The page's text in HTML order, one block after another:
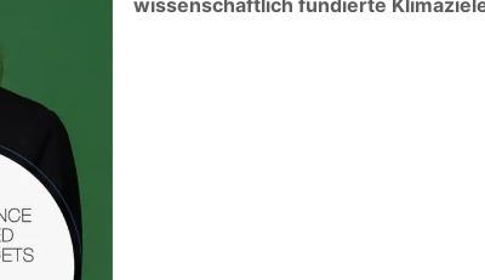
wissenschaftlich fundierte